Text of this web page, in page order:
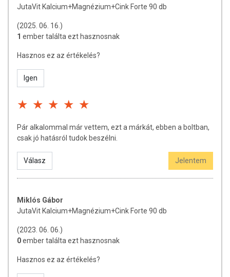
JutaVit Kalcium+Magnézium+Cink Forte 90 db
(2025. 06. 16.)
1 ember találta ezt hasznosnak
Hasznos ez az értékelés?
Igen
Pár alkalommal már vettem, ezt a márkát, ebben a boltban,
csak jó hatásról tudok beszélni.
Válasz Jelentem
Miklós Gábor
JutaVit Kalcium+Magnézium+Cink Forte 90 db
(2023. 06. 06.)
0ember találta ezt hasznosnak
Hasznos ez az értékelés?